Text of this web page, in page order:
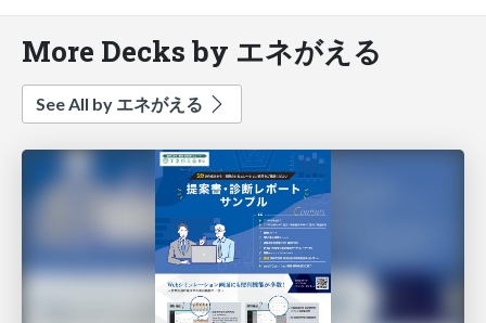
More Decks by エネがえる
See All by エネがえる